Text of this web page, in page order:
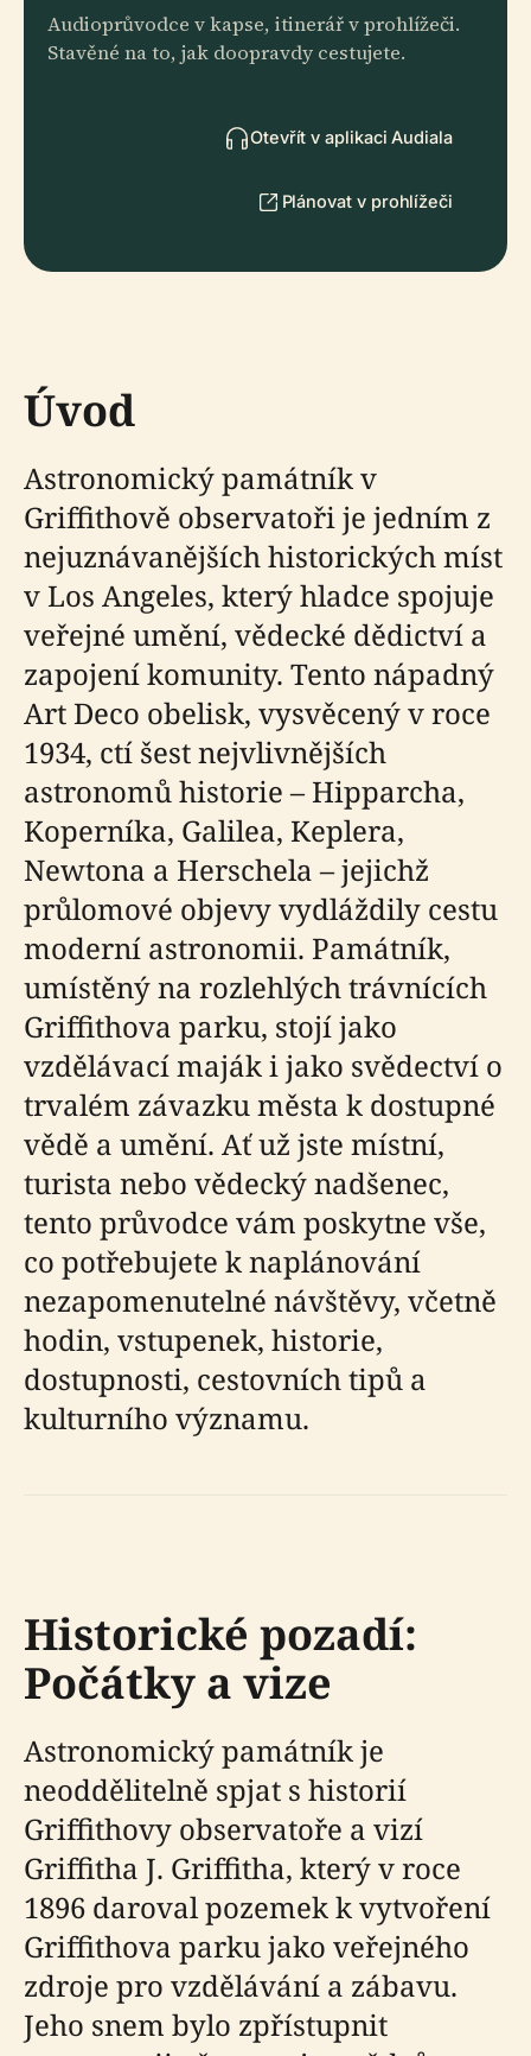
Audioprůvodce v kapse, itinerář v prohlížeči.
Stavěné na to, jak doopravdy cestujete.
Otevřít v aplikaci Audiala
Plánovat v prohlížeči
Úvod
Astronomický památník v
Griffithově observatoři je jedním z
nejuznávanějších historických míst
v Los Angeles, který hladce spojuje
veřejné umění, vědecké dědictví a
zapojení komunity. Tento nápadný
Art Deco obelisk, vysvěcený v roce
1934, ctí šest nejvlivnějších
astronomů historie – Hipparcha,
Koperníka, Galilea, Keplera,
Newtona a Herschela – jejichž
průlomové objevy vydláždily cestu
moderní astronomii. Památník,
umístěný na rozlehlých trávnících
Griffithova parku, stojí jako
vzdělávací maják i jako svědectví o
trvalém závazku města k dostupné
vědě a umění. Ať už jste místní,
turista nebo vědecký nadšenec,
tento průvodce vám poskytne vše,
co potřebujete k naplánování
nezapomenutelné návštěvy, včetně
hodin, vstupenek, historie,
dostupnosti, cestovních tipů a
kulturního významu.
Historické pozadí:
Počátky a vize
Astronomický památník je
neoddělitelně spjat s historií
Griffithovy observatoře a vizí
Griffitha J. Griffitha, který v roce
1896 daroval pozemek k vytvoření
Griffithova parku jako veřejného
zdroje pro vzdělávání a zábavu.
Jeho snem bylo zpřístupnit